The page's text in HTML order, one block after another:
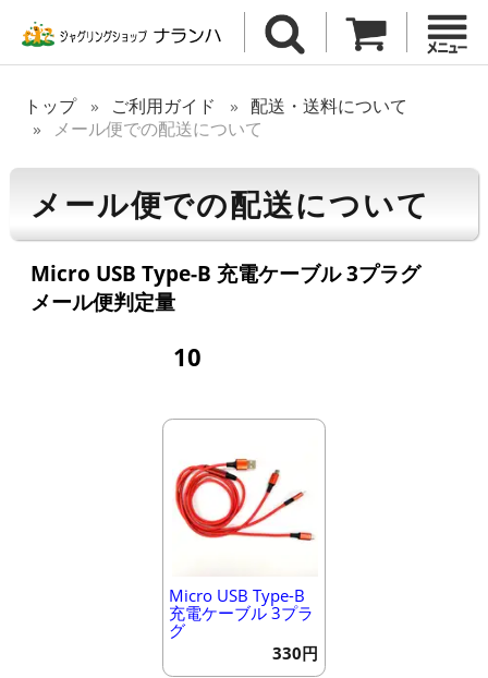
トップ ご利用ガイド
配送・送料について
メール便での配送について
メール便での配送について
Micro USB Type-B 充電ケーブル 3プラグ
メール便判定量
10
Micro USB Type-B
充電ケーブル 3プラ
グ
330円